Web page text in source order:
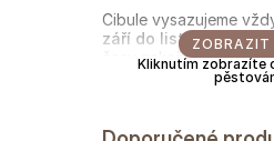
Cibule vysazujeme
září do listopadu ,
času zakořenit před
mrazů. Do doby
základních pravidel:
ZOBRAZIT
Kliknutím zobrazíte